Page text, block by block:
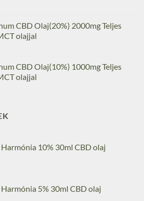
CBD Olaj(20%) 2000mg Teljes
olajjal
CBD Olaj(10%) 1000mg Teljes
olajjal
10% 30ml CBD olaj
5% 30ml CBD olaj